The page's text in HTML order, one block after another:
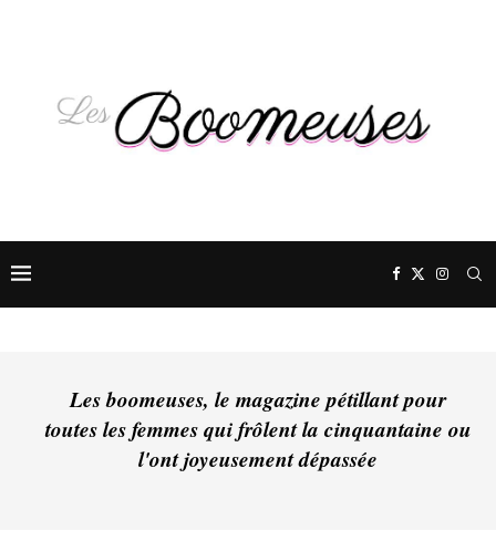
Les boomeuses, le magazine pétillant pour
toutes les femmes qui frôlent la cinquantaine ou
l'ont joyeusement dépassée